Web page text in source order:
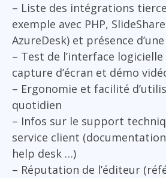
– Liste des intégrations
exemple avec PHP,
AzureDesk) et présence d’une
– Test de l’interface logicielle
capture d’écran et démo
– Ergonomie et facilité
quotidien
– Infos sur le support
service client
help desk …)
– Réputation de l’éditeur